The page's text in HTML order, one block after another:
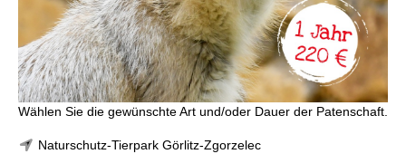
Wählen Sie die gewünschte Art und/oder Dauer der Patenschaft.
Naturschutz-Tierpark Görlitz-Zgorzelec